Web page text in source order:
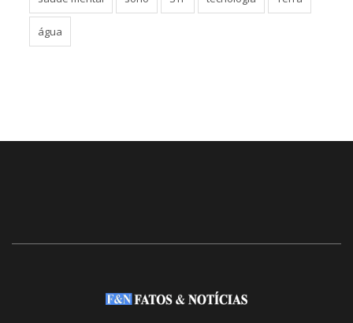
água